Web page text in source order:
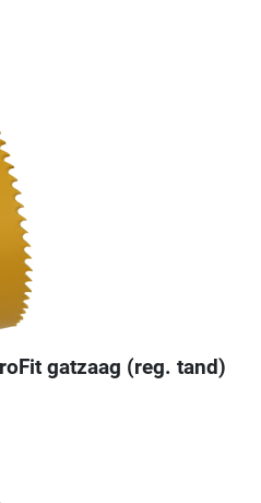
gatzaag (reg. tand)